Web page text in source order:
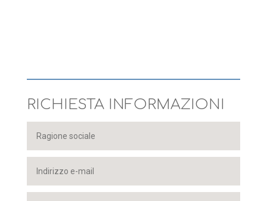
RICHIESTA INFORMAZIONI